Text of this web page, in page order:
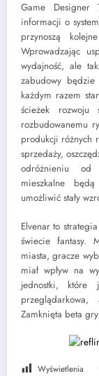
Game
informacji o
przynoszą
Wprowadzając
wydajność, ale
zabudowy
każdym razem
ścieżek rozwoju
rozbudowanemu
produkcji różnych
sprzedaży,
odróżnieniu od
mieszkalne
umożliwić stały
Elvenar to
świecie fantasy.
miasta, gracze
miał wpływ na
jednostki, które
Zamknięta beta
Wyświetlenia